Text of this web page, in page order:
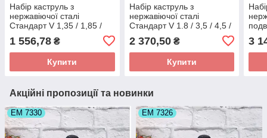
Набір каструль з
нержавіючої сталі
Стандарт V 1,35 / 1,85 /
2,65 / 3,75 / 4,85 / 7,15 л (
шт )
1 556,78 ₴
Купити
Набір каструль з
нержавіючої сталі
Стандарт V 1.8 / 3,5 / 4,5 /
2 370,50₴
Купити
3
Акційні пропозиції та новинки
ЕМ 7330 ЕМ 7326